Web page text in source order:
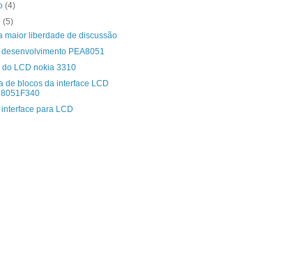
(4)
(5)
maior liberdade de discussão
desenvolvimento PEA8051
do LCD nokia 3310
de blocos da interface LCD
interface para LCD